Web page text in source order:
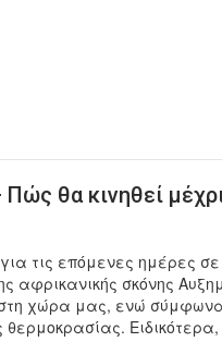
θα κινηθεί
τις επόμενες ημέρες σε
αφρικανικής σκόνης
χώρα μας, ενώ